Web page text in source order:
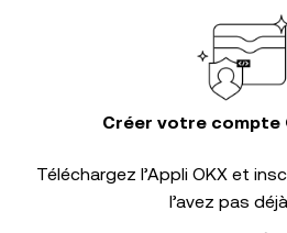
Créer votre compte
Téléchargez l’Appli OKX et
l’avez pas